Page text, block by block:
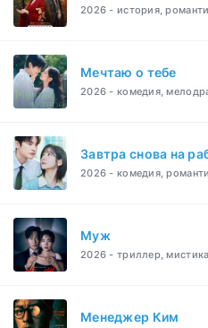
2026 - история,
Мечтаю о тебе
2026 - комедия,
Завтра снова на
2026 - комедия,
Муж
2026 - триллер,
Менеджер Ким